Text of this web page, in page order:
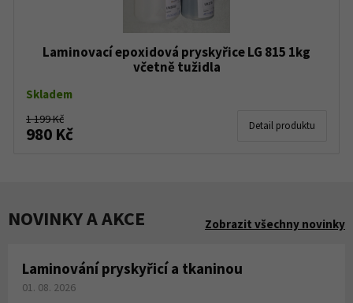
Laminovací epoxidová pryskyřice LG 815 1kg
včetně tužidla
Skladem
1 199 Kč
980 Kč Detail produktu
NOVINKY A AKCE Zobrazit všechny novinky
Laminování pryskyřicí a tkaninou
01. 08. 2026